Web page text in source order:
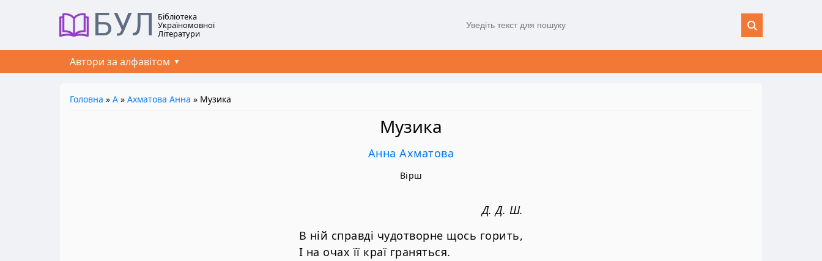
БУЛ Бібліотека
Україномовної
Літератури
Автори за алфавітом
Головна » А » Ахматова Анна » Музика
Музика
Анна Ахматова
Вірш
Д. Д. Ш.
В ній справді чудотворне щось горить,
І на очах її краї граняться.